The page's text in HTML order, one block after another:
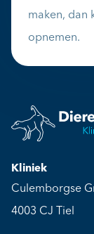
maken, dan
opnemen.
Kliniek
Culemborgse
4003 CJ Tiel